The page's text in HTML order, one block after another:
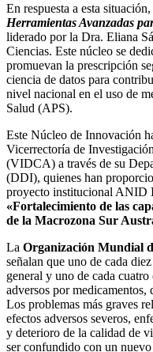
En respuesta a esta situación,
Herramientas Avanzadas
liderado por la Dra. Eliana
Ciencias. Este núcleo se
promuevan la prescripción
ciencia de datos para
nivel nacional en el uso de
Salud (APS).
Este Núcleo de Innovación
Vicerrectoría de
(VIDCA) a través de su
(DDI), quienes han
proyecto institucional ANID
«Fortalecimiento de las
de la Macrozona Sur
La Organización Mundial
señalan que uno de cada
general y uno de cada cuatro
adversos por medicamentos,
Los problemas más graves
efectos adversos severos,
y deterioro de la calidad de
ser confundido con un